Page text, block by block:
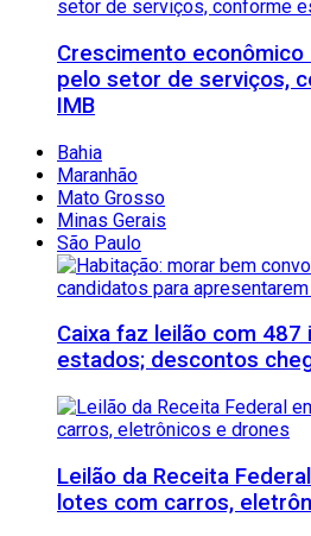
Crescimento econômico
pelo setor de serviços,
IMB
Bahia
Maranhão
Mato Grosso
Minas Gerais
São Paulo
Caixa faz leilão com 487
estados; descontos
Leilão da Receita
lotes com carros,